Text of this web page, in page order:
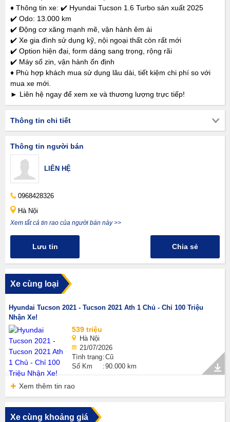
♦ Thông tin xe: ✔️ Hyundai Tucson 1.6 Turbo sản xuất 2025
✔️ Odo: 13.000 km
✔️ Động cơ xăng mạnh mẽ, vận hành êm ái
✔️ Xe gia đình sử dụng kỹ, nội ngoại thất còn rất mới
✔️ Option hiện đại, form dáng sang trọng, rộng rãi
✔️ Máy số zin, vận hành ổn định
♦ Phù hợp khách mua sử dụng lâu dài, tiết kiệm chi phí so với
mua xe mới.
► Liên hệ ngay để xem xe và thương lượng trực tiếp!
Thông tin chi tiết
Thông tin người bán
LIÊN HỆ
0968428326
Hà Nội
Xem tất cả tin rao của người bán này >>
Lưu tin Chia sẻ
Xe cùng loại
Hyundai Tucson 2021 - Tucson 2021 Ath 1 Chủ - Chỉ 100 Triệu
Nhận Xe!
539 triệu
Hà Nội
21/07/2026
Tình trạng Cũ
Số Km
90.000 km
Xem thêm tin rao
Xe cùng khoảng giá